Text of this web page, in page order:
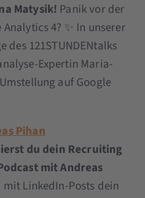
Matysik! Panik vor der
4? ✨ In unserer
des 121STUNDENtalks
Expertin Maria-
auf Google
Pihan
du dein Recruiting
mit Andreas
mit LinkedIn-Posts dein